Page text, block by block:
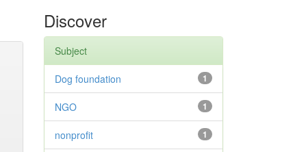
Discover
Subject
1
Dog foundation
1
NGO
1
nonprofit